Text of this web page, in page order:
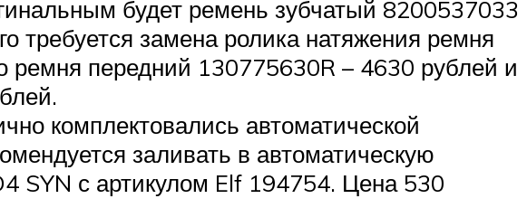
будет ремень зубчатый 8200537033
требуется замена ролика натяжения ремня
ремня передний 130775630R – 4630 рублей и
комплектовались автоматической
заливать в автоматическую
SYN с артикулом Elf 194754. Цена 530